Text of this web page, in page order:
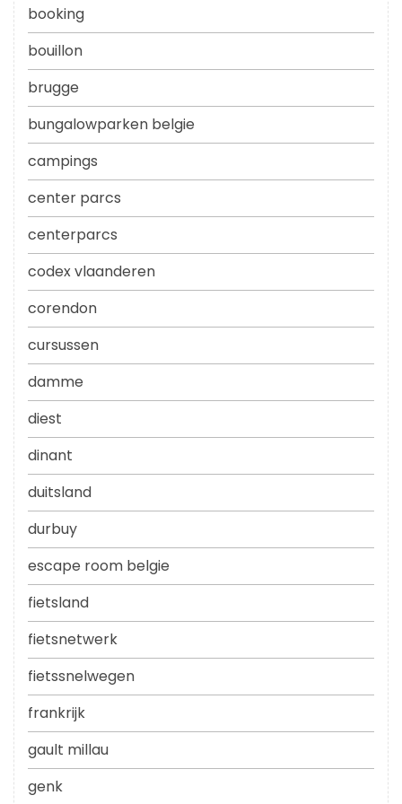
booking
bouillon
brugge
bungalowparken belgie
campings
center parcs
centerparcs
codex vlaanderen
corendon
cursussen
damme
diest
dinant
duitsland
durbuy
escape room belgie
fietsland
fietsnetwerk
fietssnelwegen
frankrijk
gault millau
genk